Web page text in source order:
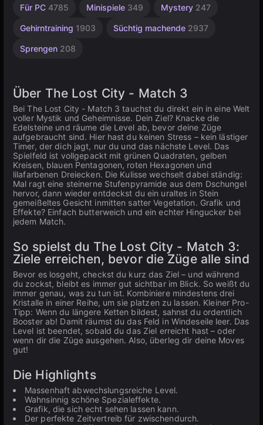
Für PC 4785 Minispiele 349 Mystery 247
Gehirntraining 1903 Süchtig machende 2937
Sprengen 208
Süße
Farbanpassung
Agility
Desktop
Für 1
4131
Indie
Hochwertige
Russisch
Für
1480
Browser
Unity
3175
Über The Lost City - Match 3
Bei The Lost City - Match 3 tauchst du direkt ein in eine Welt
voller Mystik und Geheimnisse. Dein Ziel? Knacke die
Edelsteine und räume die Level ab, bevor deine Züge
aufgebraucht sind. Hier hast du keinen Stress – kein lästiger
Timer, der dich jagt, nur du und das nächste Level. Das
Spielfeld ist vollgepackt mit grünen Quadraten, gelben
Kreisen, blauen Pentagonen, roten Hexagonen und
lilafarbenen Dreiecken. Die Kulisse wechselt dabei ständig:
Mal ragt eine steinerne Stufenpyramide aus dem Dschungel
hervor, dann wieder entdeckst du ein uraltes in Stein
gemeißeltes Gesicht inmitten satter Vegetation. Grafik und
Effekte? Einfach butterweich und ein echter Hingucker bei
jedem Match.
So spielst du The Lost City - Match 3:
Ziele erreichen, bevor die Züge alle sind
Bevor es losgeht, checkst du kurz das Ziel – und während
du zockst, bleibt es immer gut sichtbar im Blick. So weißt du
immer genau, was zu tun ist. Kombiniere mindestens drei
Kristalle in einer Reihe, um sie platzen zu lassen. Kleiner Pro-
Tipp: Wenn du längere Ketten bildest, sahnst du ordentlich
Booster ab! Damit räumst du das Feld in Windeseile leer. Das
Level ist beendet, sobald du das Ziel erreicht hast – oder
wenn dir die Züge ausgehen. Also, überleg dir deine Moves
gut!
Die Highlights
Massenhaft abwechslungsreiche Level.
Wahnsinnig schöne Spezialeffekte.
Grafik, die sich echt sehen lassen kann.
Der perfekte Zeitvertreib für zwischendurch.